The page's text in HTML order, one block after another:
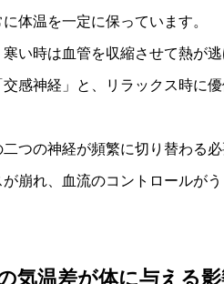
体温を一定に保っています。
い時は血管を収縮させて熱が逃
感神経」と、リラックス時に
つの神経が頻繁に切り替わる
崩れ、血流のコントロールが
気温差が体に与える